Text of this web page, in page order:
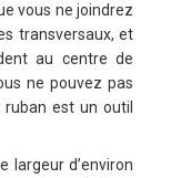
vous ne joindrez
transversaux, et
au centre de
ne pouvez pas
est un outil
largeur d’environ